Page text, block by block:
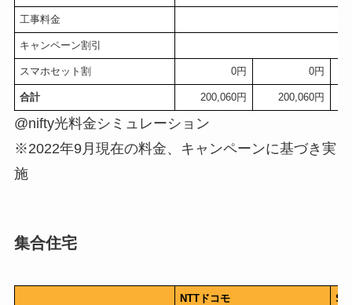
工事料金
キャンペーン割引
スマホセット割 0円 0円
合計 200,060円 200,060円
@nifty光料金シミュレーション
※2022年9月現在の料金、キャンペーンに基づき実
施
集合住宅
NTTドコモ